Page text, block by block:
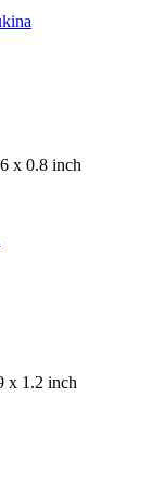
x 0.8 inch
x 1.2 inch